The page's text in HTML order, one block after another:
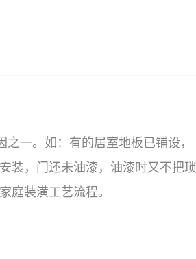
一。如：有的居室地板已铺设，
装，门还未油漆，油漆时又不把琐
庭装潢工艺流程。